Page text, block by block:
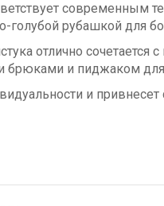
современным
голубой рубашкой для
отлично
брюками и пиджаком
и